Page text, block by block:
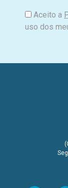
Aceito a
uso dos